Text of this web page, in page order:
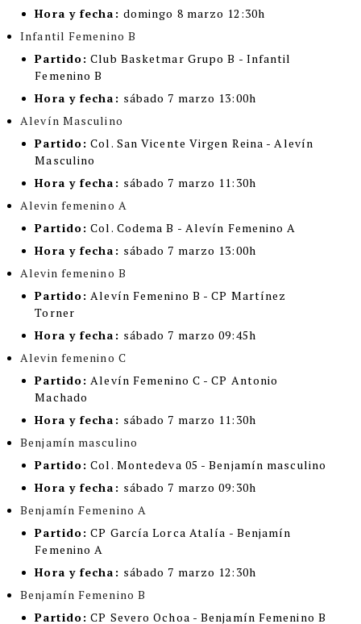
Hora y fecha: domingo 8 marzo 12:30h
Infantil Femenino B
Partido: Club Basketmar Grupo B - Infantil
Femenino B
Hora y fecha: sábado 7 marzo 13:00h
Alevín Masculino
Partido: Col. San Vicente Virgen Reina - Alevín
Masculino
Hora y fecha: sábado 7 marzo 11:30h
Alevin femenino A
Partido: Col. Codema B - Alevín Femenino A
Hora y fecha: sábado 7 marzo 13:00h
Alevin femenino B
Partido: Alevín Femenino B - CP Martínez
Torner
Hora y fecha: sábado 7 marzo 09:45h
Alevin femenino C
Partido: Alevín Femenino C - CP Antonio
Machado
Hora y fecha: sábado 7 marzo 11:30h
Benjamín masculino
Partido: Col. Montedeva 05 - Benjamín masculino
Hora y fecha: sábado 7 marzo 09:30h
Benjamín Femenino A
Partido: CP García Lorca Atalía - Benjamín
Femenino A
Hora y fecha: sábado 7 marzo 12:30h
Benjamín Femenino B
Partido: CP Severo Ochoa - Benjamín Femenino B